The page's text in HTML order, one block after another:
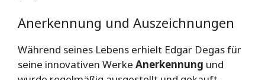
Anerkennung und Auszeichnungen
Während seines Lebens erhielt Edgar Degas für
seine innovativen Werke Anerkennung und